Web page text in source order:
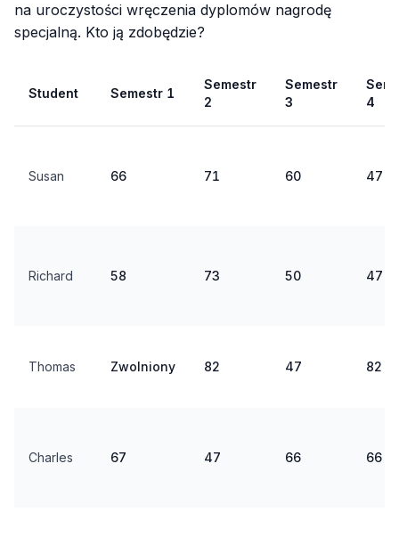
na uroczystości wręczenia dyplomów nagrodę
specjalną. Kto ją zdobędzie?
Student Semestr 1
Semestr
2
Semestr
3
4
Susan 66 71 60 47
Richard 58 73 50 47
Thomas Zwolniony 82 47 82
Charles 67 47 66 66